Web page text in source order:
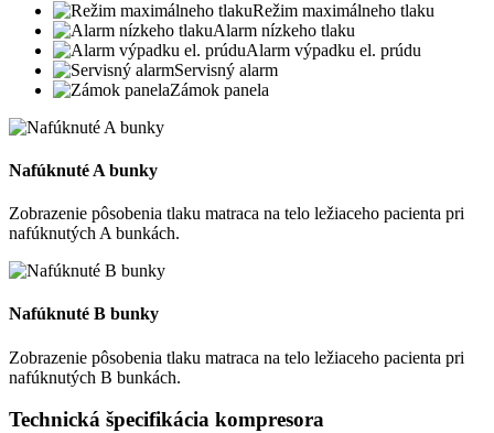
Režim maximálneho tlaku
Alarm nízkeho tlaku
Alarm výpadku el. prúdu
Servisný alarm
Zámok panela
Nafúknuté A bunky
Zobrazenie pôsobenia tlaku matraca na telo ležiaceho pacienta pri
nafúknutých A bunkách.
Nafúknuté B bunky
Zobrazenie pôsobenia tlaku matraca na telo ležiaceho pacienta pri
nafúknutých B bunkách.
Technická špecifikácia kompresora